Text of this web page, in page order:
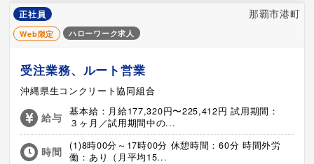
正社員 那覇市港町
Web限定 ハローワーク求人
受注業務、ルート営業
沖縄県生コンクリート協同組合
給与
基本給：月給177,320円〜225,412円 試用期間：
３ヶ月／試用期間中の...
時間
(1)8時00分～17時00分 休憩時間：60分 時間外労
働：あり（月平均15...